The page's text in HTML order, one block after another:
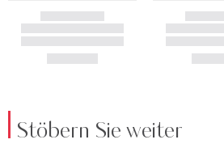
Stöbern Sie weiter